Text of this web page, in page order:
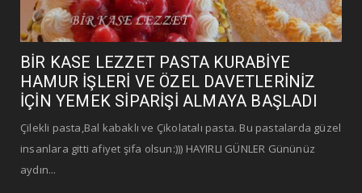
BİR KASE LEZZET PASTA KURABİYE
HAMUR İŞLERİ VE ÖZEL DAVETLERİNİZ
İÇİN YEMEK SİPARİŞİ ALMAYA BAŞLADI
Çilekli pasta,Bal kabaklı ve Çikolatalı pasta. Bu pastalarda güzel
insanlara gitti afiyet şifa olsun:))) HAYIRLI GÜNLER Gününüz
aydın...